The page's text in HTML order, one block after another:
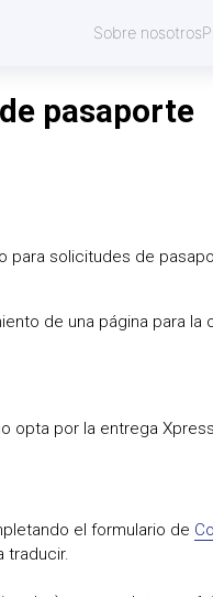
Sobre nosotros
pasaporte
para solicitudes de
de una página para la
opta por la entrega
el formulario de
traducir.